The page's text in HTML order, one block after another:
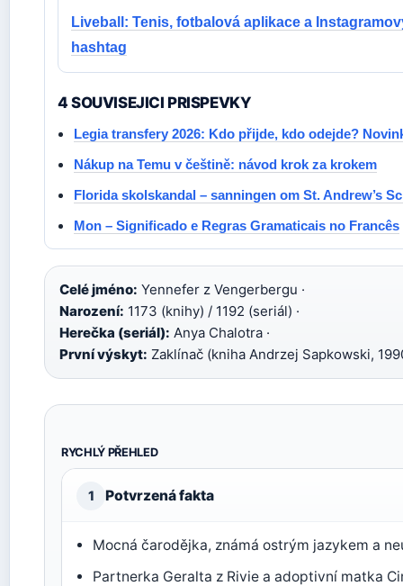
Liveball: Tenis, fotbalová aplikace a
hashtag
4 SOUVISEJICI PRISPEVKY
Legia transfery 2026: Kdo přijde, kdo odejde?
Nákup na Temu v češtině: návod krok za krokem
Florida skolskandal – sanningen om St. Andrew’s
Mon – Significado e Regras Gramaticais no Francês
Celé jméno: Yennefer z Vengerbergu ·
Narození: 1173 (knihy) / 1192 (seriál) ·
Herečka (seriál): Anya Chalotra ·
První výskyt: Zaklínač (kniha Andrzej Sapkowski,
RYCHLÝ PŘEHLED
1 Potvrzená fakta
Mocná čarodějka, známá ostrým jazykem a
Partnerka Geralta z Rivie a adoptivní matka